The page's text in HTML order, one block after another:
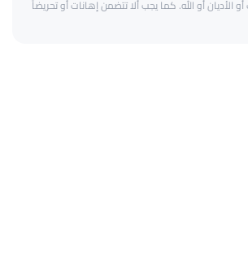
الأديان أو الله. كما يجب ألا تتضمن إهانات أو تحريضاً